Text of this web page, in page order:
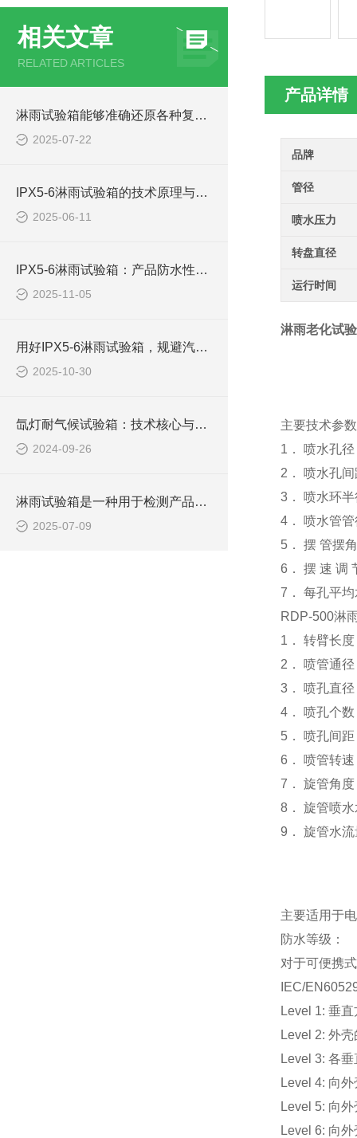
相关文章
RELATED ARTICLES
淋雨试验箱能够准确还原各种复杂的降雨场景
2025-07-22
IPX5-6淋雨试验箱的技术原理与应用分析
2025-06-11
IPX5-6淋雨试验箱：产品防水性能测试的核心保障装备
2025-11-05
用好IPX5-6淋雨试验箱，规避汽车挡风玻璃漏水风险
2025-10-30
氙灯耐气候试验箱：技术核心与光源特征全解析
2024-09-26
淋雨试验箱是一种用于检测产品防水性能的重要设备
2025-07-09
产品详情
品牌
管径
喷水压力
转盘直径
运行时间
淋雨老化试
主要技术参
1． 喷水孔
2． 喷水孔
3． 喷水环
4． 喷水管
5． 摆 管摆
6． 摆 速 调
7． 每孔平
RDP-500淋
1． 转臂长
2． 喷管通
3． 喷孔直
4． 喷孔个
5． 喷孔间
6． 喷管转
7． 旋管角度
8． 旋管喷
9． 旋管水
主要适用于
防水等级：
对于可便携
IEC/
Level 1: 垂
Level 2: 外
Level 3: 各
Level 4: 向
Level 5: 向
Level 6: 向